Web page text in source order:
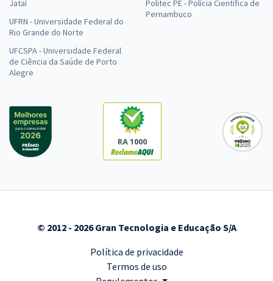
Jataí
UFRN - Universidade Federal do
Rio Grande do Norte
UFCSPA - Universidade Federal
de Ciência da Saúde de Porto
Alegre
Politec PE - Polícia Científica de
Pernambuco
RA 1000
© 2012 - 2026 Gran Tecnologia e Educação S/A
Política de privacidade
Termos de uso